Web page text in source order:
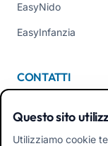
EasyNido
EasyInfanzia
CONTATTI
Contattaci
Questo sito
Utilizziamo cookie